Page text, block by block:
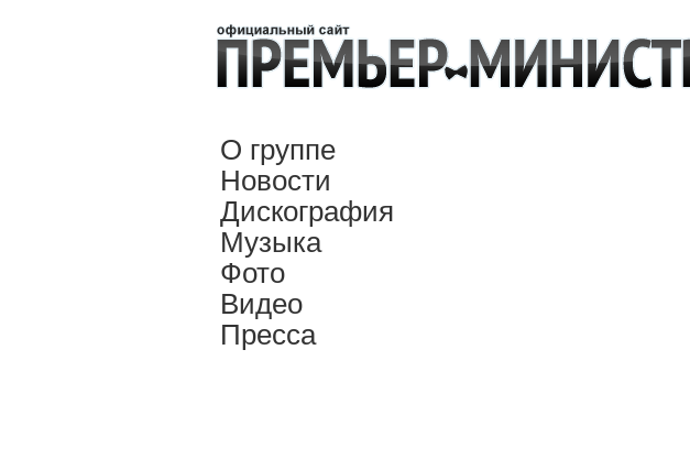
О группе
Новости
Дискография
Музыка
Фото
Видео
Пресса